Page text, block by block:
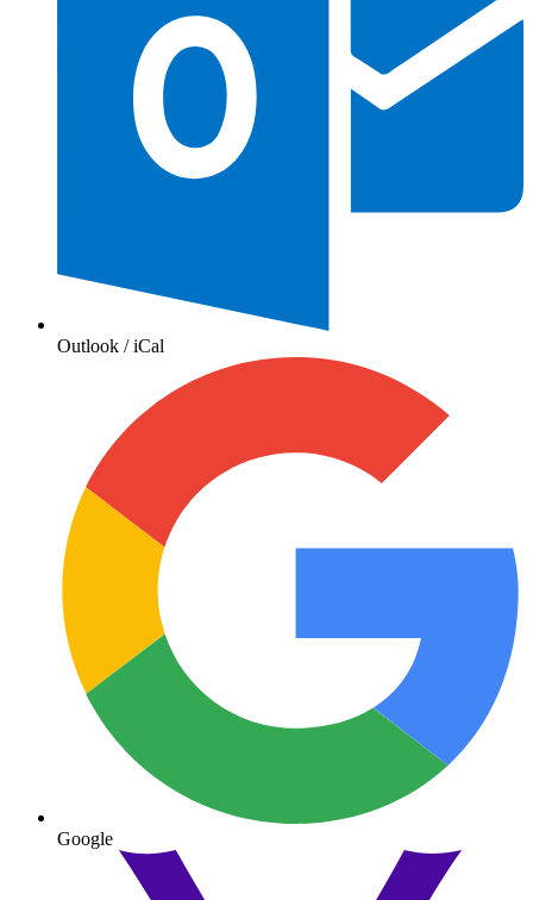
Outlook / iCal
Google